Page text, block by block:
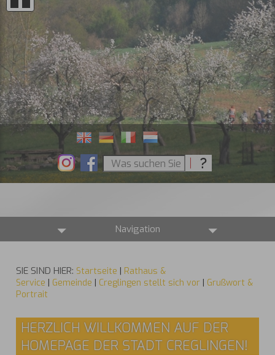
Navigation
SIE SIND HIER: Startseite | Rathaus &
Service | Gemeinde | Creglingen stellt sich vor| Grußwort &
Portrait
HERZLICH WILLKOMMEN AUF DER
HOMEPAGE DER STADT CREGLINGEN!